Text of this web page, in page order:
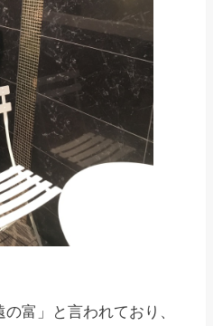
富」と言われており、